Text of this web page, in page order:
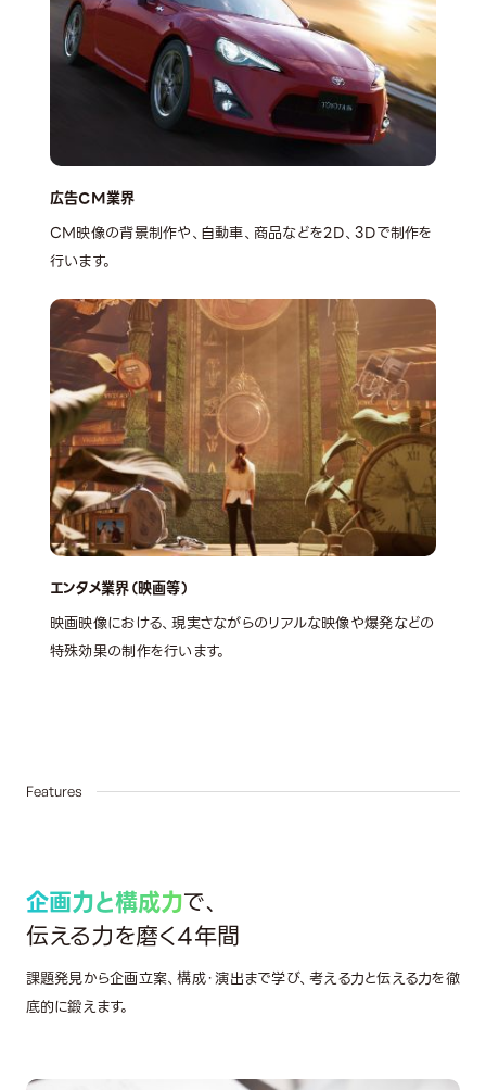
広告CM業界
CM映像の背景制作や、自動車、商品などを2D、3Dで制作を
行います。
エンタメ業界（映画等）
映画映像における、現実さながらのリアルな映像や爆発などの
特殊効果の制作を行います。
Features02
企画力と構成力で、
伝える力を磨く4年間
課題発見から企画立案、構成・演出まで学び、考える力と伝える力を徹
底的に鍛えます。